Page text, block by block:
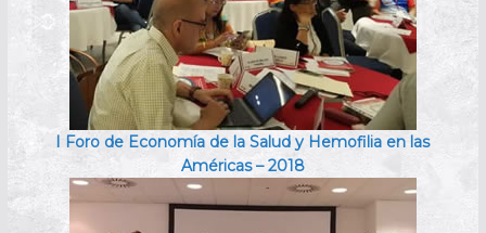
I Foro de Economía de la Salud y Hemofilia en las
Américas – 2018